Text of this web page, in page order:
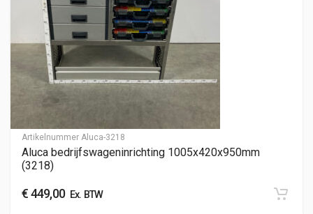
Artikelnummer Aluca-3218
Aluca bedrijfswageninrichting 1005x420x950mm
(3218)
€449,00Ex. BTW